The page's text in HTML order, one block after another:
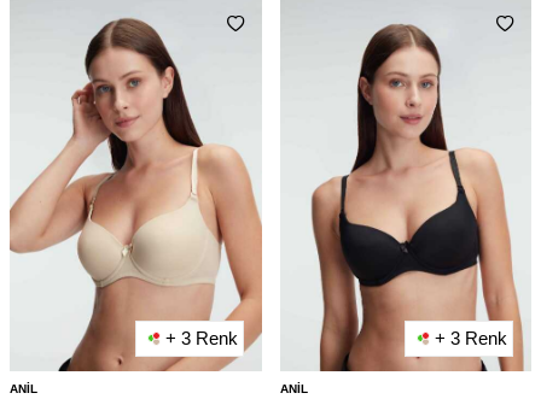
+ 3 Renk
ANIL
+ 3 Renk
ANIL